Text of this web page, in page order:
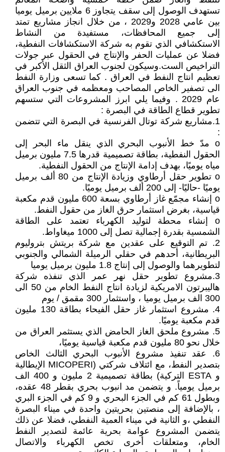
تستهدف الوصول إلى سقف يتجاوز 6 ملايين برميل يوميا
بين عامي 2028 و2029 ، من خلال انجاز مشاريع تمتد
إلى جميع المحافظات، مستفيدة من النشاط
الاستكشافي الذي تقوم به شركة الاستكشافات النفطية،
فضلا عن عمليات الحفر والإنتاج في الحقول عبر جولات
التراخيص الست.وسيكون لجنوب العراق الثقل الأكبر في
تعظيم انتاج النفط في العراق . كما تسعى وزارة النفط
الى تصفير الخاص المصاحب ومعظمه في جنوب العراق
عام 2029 . وفيما يلي ابرز المشروعات التي ستسهم
تطوير قطاع الطاقة في البصرة :
1.مشاريع شركة توتال الفرنسية في البصرة التي تتضمن
:
o مدّ خط الأنبوب البحري الذي ينقل ماء البحر إلى
الحقول النفطية، بطاقة تصميمية قدرها 7.5 مليون برميل
مياه يوميًا، بهدف إدامة الإنتاج من الحقول النفطية.
o تطوير حقل أرطاوي وزيادة الإنتاج من 80 ألف برميل
يوميًا -حاليًا- إلى 200 ألف برميل يوميًا.
o إنشاء مجمّع غاز أرطاوي بسعة 600 مليون قدم مكعبة
قياسية، بغرض استثمار حرق الغاز من حقول النفط.
o إنشاء محطة لتوليد الكهرباء تعتمد على الطاقة
الشمسية بقدرة إجمالية تصل إلى 1000 میغاواط.
2. تم التوقيع على عقدين مع شركة بريتش بتروليوم
البريطانية، أحدهم في حقلي الرميلة الشمالي والجنوبي
لتطويرهما والوصول إلى إنتاج 1.8 مليون برميل يوميا
3.مشروع تطوير حقل نهر عمر الذي تنفذه شركة
هاليبرتون الامريكية لزيادة انتاج النفط الخام من 50 الى
300 الف برميل يوميا ، واستثمار 300 مقمق / يوم
4. مشروع استثمار غاز حقل الفيحاء بطاقة 130 مليون
قدم مكعبة يوميًا.
5. مشروع ملحق الغاز الحامض الذي يستثمر العراق من
خلال نحو 80 مليون قدم مكعبة قياسية يوميًا،
6. عقد تنفيذ مشروع الأنبوب البحري الثالث الخاص
بتصدير النفط، مع ائتلاف شركتي (MICOPERI الإيطالية
و ESTA التركية) بطاقة تصميمية 2 مليون و 400 الف
برميل يومياً. و يتضمن مد انبوب بحري بقطر 48 عقده،
وبطول 61 كم في الجزء البحري و 9 كم في الجزء البري
، بالإضافة إلى منصتين بحريتين واحدة في ميناء البصرة
النفطي ،و الثانية في ميناء العمية النفطي، فضلا عن ذلك
يتضمن المشروع عوامة بحرية عائمة لتصدير النفط
الخام، ومتعلقات أخرى تخص الكهرباء والاتصال